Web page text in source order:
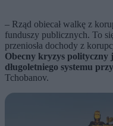
– Rząd obiecał walkę z
funduszy publicznych. To
przeniosła dochody z
Obecny kryzys polityczny
długoletniego systemu
Tchobanov.